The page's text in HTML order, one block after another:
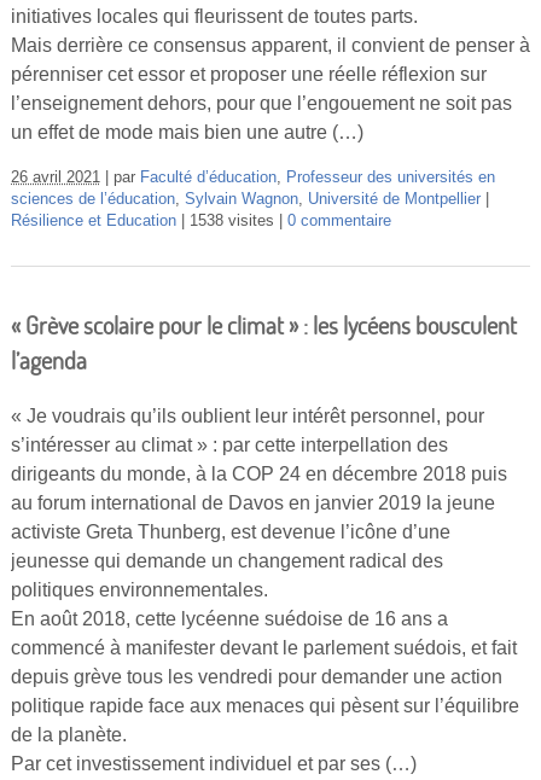
initiatives locales qui fleurissent de toutes parts.
Mais derrière ce consensus apparent, il convient de penser à
pérenniser cet essor et proposer une réelle réflexion sur
l’enseignement dehors, pour que l’engouement ne soit pas
un effet de mode mais bien une autre (…)
26 avril 2021 par Faculté d’éducation, Professeur des universités en
sciences de l’éducation, Sylvain Wagnon, Université de Montpellier
Résilience et Education
1538 visites 0 commentaire
« Grève scolaire pour le climat » : les lycéens bousculent
l’agenda
« Je voudrais qu’ils oublient leur intérêt personnel, pour
s’intéresser au climat » : par cette interpellation des
dirigeants du monde, à la COP 24 en décembre 2018 puis
au forum international de Davos en janvier 2019 la jeune
activiste Greta Thunberg, est devenue l’icône d’une
jeunesse qui demande un changement radical des
politiques environnementales.
En août 2018, cette lycéenne suédoise de 16 ans a
commencé à manifester devant le parlement suédois, et fait
depuis grève tous les vendredi pour demander une action
politique rapide face aux menaces qui pèsent sur l’équilibre
de la planète.
Par cet investissement individuel et par ses (…)